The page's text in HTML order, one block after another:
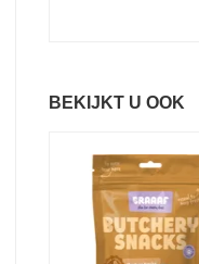
BEKIJKT U OOK